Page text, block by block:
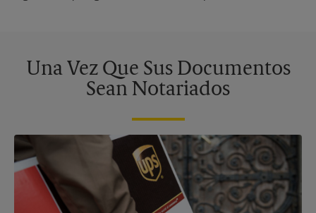
Una Vez Que Sus Documentos
Sean Notariados